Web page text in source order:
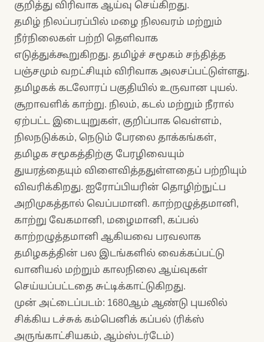
குறித்து விரிவாக ஆய்வு செய்கிறது.
தமிழ் நிலப்பரப்பில் மழை நிலவரம் மற்றும்
நீர்நிலைகள் பற்றி தெளிவாக
எடுத்துக்கூறுகிறது. தமிழ்ச் சமூகம் சந்தித்த
பஞ்சமும் வறட்சியும் விரிவாக அலசப்பட்டுள்ளது.
தமிழகக் கடலோரப் பகுதியில் உருவான புயல்.
சூறாவளிக் காற்று. நிலம், கடல் மற்றும் நீரால்
ஏற்பட்ட இடையுறுகள், குறிப்பாக வெள்ளம்,
நிலநடுக்கம், நெடும் பேரலை தாக்கங்கள்,
தமிழக சமூகத்திற்கு பேரழிவையும்
துயரத்தையும் விளைவித்ததுள்ளதைப் பற்றியும்
விவரிக்கிறது. ஐரோப்பியரின் தொழிற்நுட்ப
அறிமுகத்தால் வெப்பமானி. காற்றழுத்தமானி,
காற்று வேகமானி, மழைமானி, கப்பல்
காற்றழுத்தமானி ஆகியவை பரவலாக
தமிழகத்தின் பல இடங்களில் வைக்கப்பட்டு
வானியல் மற்றும் காலநிலை ஆய்வுகள்
செய்யப்பட்டதை சுட்டிக்காட்டுகிறது.
முன் அட்டைப்படம்: 1680ஆம் ஆண்டு புயலில்
சிக்கிய டச்சுக் கம்பெனிக் கப்பல் (ரிக்ஸ்
அருங்காட்சியகம், ஆம்ஸ்டர்டேம்)